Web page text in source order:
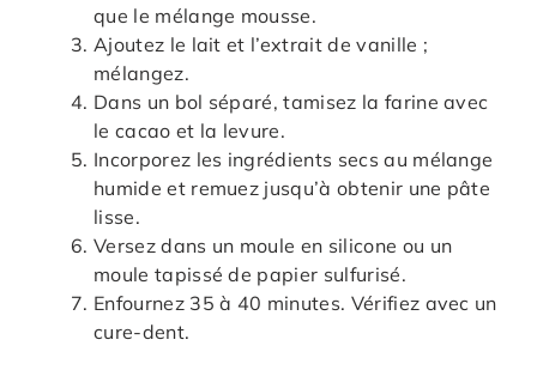
que le mélange mousse.
Ajoutez le lait et l’extrait de vanille ;
mélangez.
Dans un bol séparé, tamisez la farine avec
le cacao et la levure.
Incorporez les ingrédients secs au mélange
humide et remuez jusqu’à obtenir une pâte
lisse.
Versez dans un moule en silicone ou un
moule tapissé de papier sulfurisé.
Enfournez 35 à 40 minutes. Vérifiez avec un
cure-dent.